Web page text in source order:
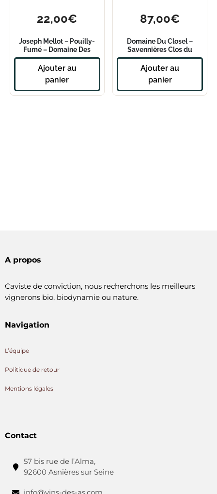
22,00€
Joseph Mellot – Pouilly-
Fumé – Domaine Des
Mariniers – 2022
Ajouter au
panier
87,00€
Domaine Du Closel –
Savennières Clos du
Papillon 2020 – Magnum
Ajouter au
panier
A propos
Caviste de conviction, nous recherchons les meilleurs
vignerons bio, biodynamie ou nature.
Navigation
L’équipe
Politique de retour
Mentions légales
Contact
57 bis rue de l’Alma,
92600 Asnières sur Seine